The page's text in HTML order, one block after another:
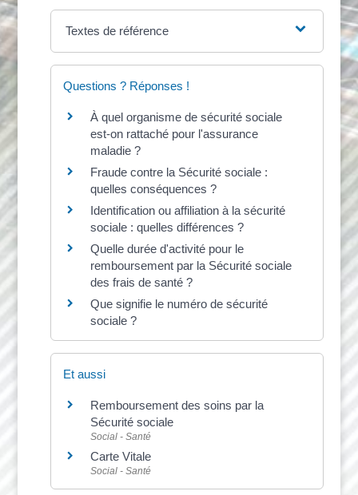
Textes de référence
Questions ? Réponses !
À quel organisme de sécurité sociale
est-on rattaché pour l'assurance
maladie ?
Fraude contre la Sécurité sociale :
quelles conséquences ?
Identification ou affiliation à la sécurité
sociale : quelles différences ?
Quelle durée d'activité pour le
remboursement par la Sécurité sociale
des frais de santé ?
Que signifie le numéro de sécurité
sociale ?
Et aussi
Remboursement des soins par la
Sécurité sociale
Social - Santé
Carte Vitale
Social - Santé